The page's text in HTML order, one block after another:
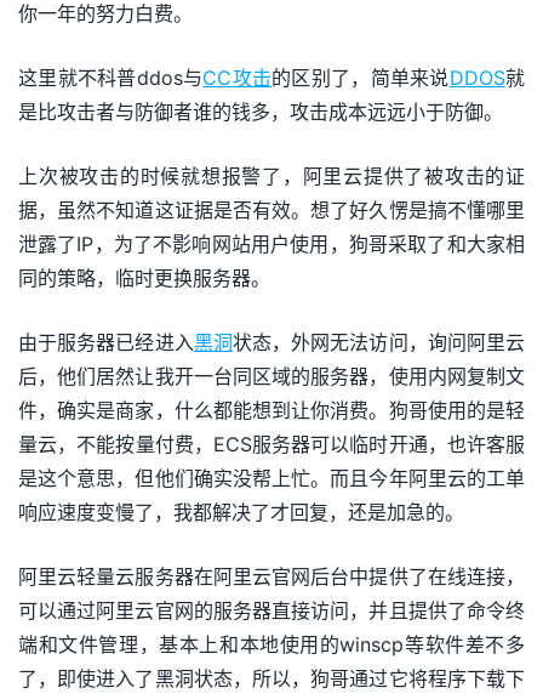
你一年的努力白费。
这里就不科普ddos与CC攻击的区别了，简单来说DDOS就
是比攻击者与防御者谁的钱多，攻击成本远远小于防御。
上次被攻击的时候就想报警了，阿里云提供了被攻击的证
据，虽然不知道这证据是否有效。想了好久愣是搞不懂哪里
泄露了IP，为了不影响网站用户使用，狗哥采取了和大家相
同的策略，临时更换服务器。
由于服务器已经进入黑洞状态，外网无法访问，询问阿里云
后，他们居然让我开一台同区域的服务器，使用内网复制文
件，确实是商家，什么都能想到让你消费。狗哥使用的是轻
量云，不能按量付费，ECS服务器可以临时开通，也许客服
是这个意思，但他们确实没帮上忙。而且今年阿里云的工单
响应速度变慢了，我都解决了才回复，还是加急的。
阿里云轻量云服务器在阿里云官网后台中提供了在线连接，
可以通过阿里云官网的服务器直接访问，并且提供了命令终
端和文件管理，基本上和本地使用的winscp等软件差不多
了，即使进入了黑洞状态，所以，狗哥通过它将程序下载下